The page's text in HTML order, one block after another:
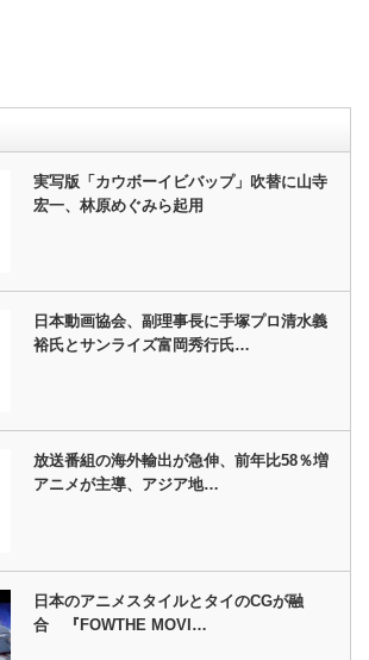
実写版「カウボーイビバップ」吹替に山寺
宏一、林原めぐみら起用
日本動画協会、副理事長に手塚プロ清水義
裕氏とサンライズ富岡秀行氏…
放送番組の海外輸出が急伸、前年比58％増
アニメが主導、アジア地…
日本のアニメスタイルとタイのCGが融
合 『FOWTHE MOVI…